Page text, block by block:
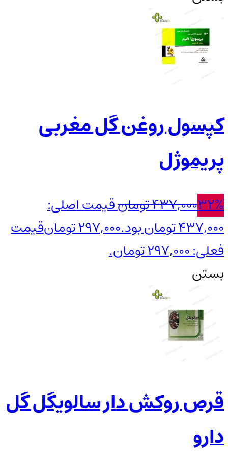
کپسول روغن گل مغربی
پریموژل
32%
437,000تومانقیمت اصلی:
437,000 تومان بود.
297,000تومانقیمت
فعلی: 297,000 تومان.
بستن
قرص روکش دار سالویگل گل
دارو